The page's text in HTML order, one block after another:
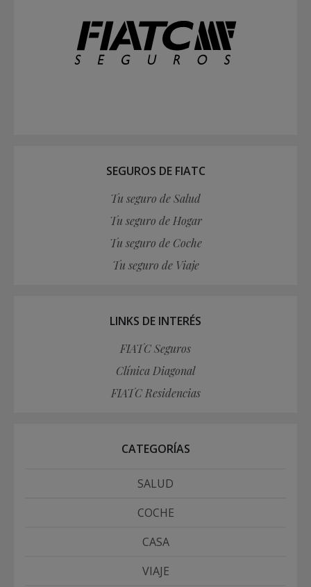
SEGUROS DE FIATC
Tu seguro de Salud
Tu seguro de Hogar
Tu seguro de Coche
Tu seguro de Viaje
LINKS DE INTERÉS
FIATC Seguros
Clínica Diagonal
FIATC Residencias
CATEGORÍAS
SALUD
COCHE
CASA
VIAJE